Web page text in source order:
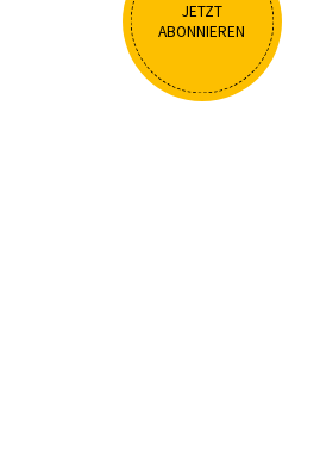
JETZT
ABONNIEREN